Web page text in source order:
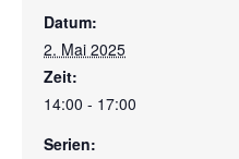
Datum:
2. Mai 2025
Zeit:
14:00 - 17:00
Serien: